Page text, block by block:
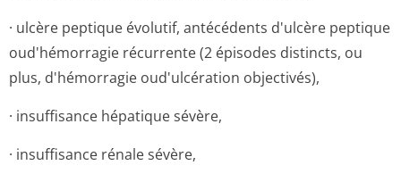
· ulcère peptique évolutif, antécédents d'ulcère peptique
oud'hémorragie récurrente (2 épisodes distincts, ou
plus, d'hémorragie oud'ulcération objectivés),
· insuffisance hépatique sévère,
· insuffisance rénale sévère,